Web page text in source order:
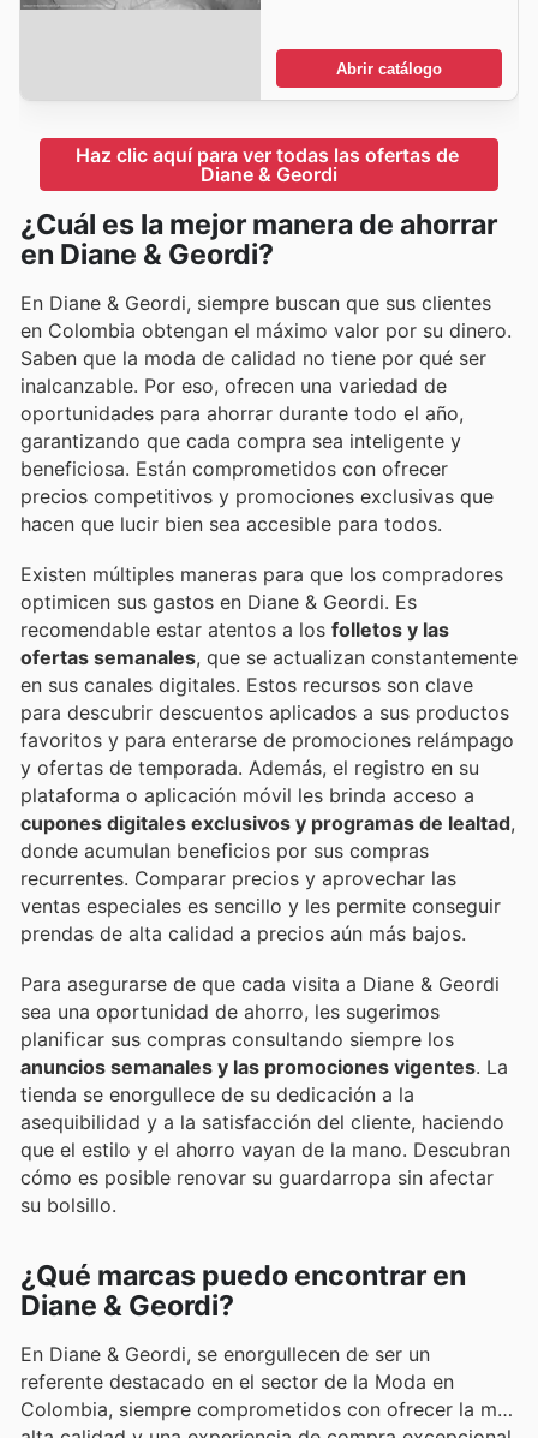
Abrir catálogo
Haz clic aquí para ver todas las ofertas de
Diane & Geordi
¿Cuál es la mejor manera de ahorrar
en Diane & Geordi?
En Diane & Geordi, siempre buscan que sus clientes
en Colombia obtengan el máximo valor por su dinero.
Saben que la moda de calidad no tiene por qué ser
inalcanzable. Por eso, ofrecen una variedad de
oportunidades para ahorrar durante todo el año,
garantizando que cada compra sea inteligente y
beneficiosa. Están comprometidos con ofrecer
precios competitivos y promociones exclusivas que
hacen que lucir bien sea accesible para todos.
Existen múltiples maneras para que los compradores
optimicen sus gastos en Diane & Geordi. Es
recomendable estar atentos a los folletos y las
ofertas semanales, que se actualizan constantemente
en sus canales digitales. Estos recursos son clave
para descubrir descuentos aplicados a sus productos
favoritos y para enterarse de promociones relámpago
y ofertas de temporada. Además, el registro en su
plataforma o aplicación móvil les brinda acceso a
cupones digitales exclusivos y programas de lealtad,
donde acumulan beneficios por sus compras
recurrentes. Comparar precios y aprovechar las
ventas especiales es sencillo y les permite conseguir
prendas de alta calidad a precios aún más bajos.
Para asegurarse de que cada visita a Diane & Geordi
sea una oportunidad de ahorro, les sugerimos
planificar sus compras consultando siempre los
anuncios semanales y las promociones vigentes. La
tienda se enorgullece de su dedicación a la
asequibilidad y a la satisfacción del cliente, haciendo
que el estilo y el ahorro vayan de la mano. Descubran
cómo es posible renovar su guardarropa sin afectar
su bolsillo.
¿Qué marcas puedo encontrar en
Diane & Geordi?
En Diane & Geordi, se enorgullecen de ser un
referente destacado en el sector de la Moda en
Colombia, siempre comprometidos con ofrecer la más